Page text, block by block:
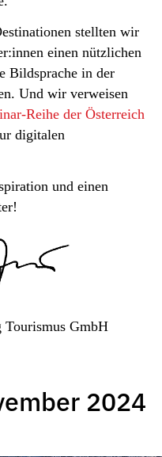
stellten wir
einen nützlichen
Bildsprache in der
Und wir verweisen
Reihe der Österreich
digitalen
und einen
Tourismus GmbH
2024